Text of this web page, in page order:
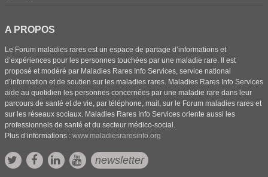
A PROPOS
Le Forum maladies rares est un espace de partage d’informations et
d’expériences pour les personnes touchées par une maladie rare. Il est
proposé et modéré par Maladies Rares Info Services, service national
d’information et de soutien sur les maladies rares. Maladies Rares Info Services
aide au quotidien les personnes concernées par une maladie rare dans leur
parcours de santé et de vie, par téléphone, mail, sur le Forum maladies rares et
sur les réseaux sociaux. Maladies Rares Info Services oriente aussi les
professionnels de santé et du secteur médico-social.
Plus d’informations : www.maladiesraresinfo.org
newsletter